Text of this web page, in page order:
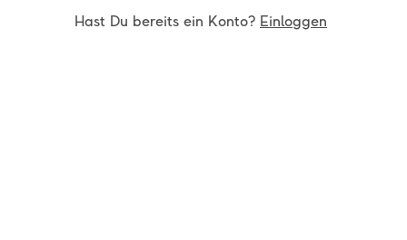
Hast Du bereits ein Konto? Einloggen